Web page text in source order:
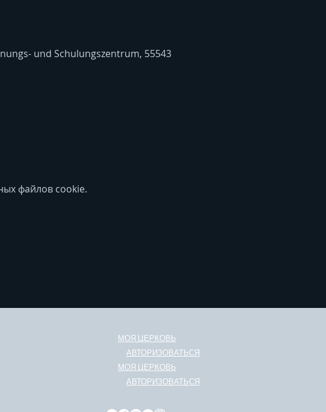
und Schulungszentrum, 55543
файлов cookie.
МОЯ ЦЕРКОВЬ
АВТОРИЗОВАТЬСЯ
МОЯ ЦЕРКОВЬ
АВТОРИЗОВАТЬСЯ